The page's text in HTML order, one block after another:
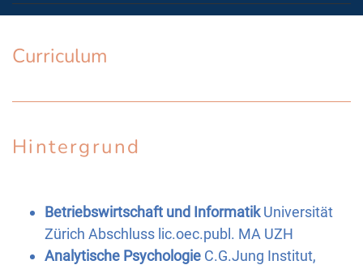
Curriculum
Hintergrund
Betriebswirtschaft und InformatikUniversität
Zürich Abschluss lic.oec.publ. MA UZH
Analytische Psychologie C.G.Jung Institut,